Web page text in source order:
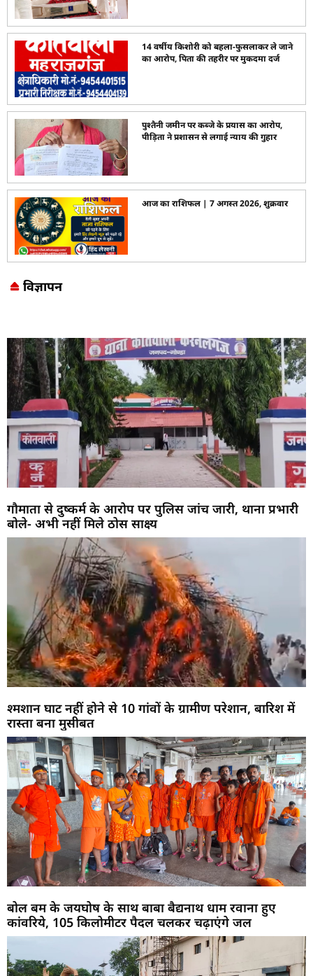
14 वर्षीय किशोरी को बहला-फुसलाकर ले जाने
का आरोप, पिता की तहरीर पर मुकदमा दर्ज
पुश्तैनी जमीन पर कब्जे के प्रयास का आरोप,
पीड़िता ने प्रशासन से लगाई न्याय की गुहार
आज का राशिफल | 7 अगस्त 2026, शुक्रवार
विज्ञापन
गौमाता से दुष्कर्म के आरोप पर पुलिस जांच जारी, थाना प्रभारी
बोले- अभी नहीं मिले ठोस साक्ष्य
श्मशान घाट नहीं होने से 10 गांवों के ग्रामीण परेशान, बारिश में
रास्ता बना मुसीबत
बोल बम के जयघोष के साथ बाबा बैद्यनाथ धाम रवाना हुए
कांवरिये, 105 किलोमीटर पैदल चलकर चढ़ाएंगे जल